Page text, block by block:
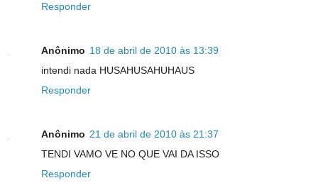
Responder
Anônimo 18 de abril de 2010 às 13:39
intendi nada HUSAHUSAHUHAUS
Responder
Anônimo 21 de abril de 2010 às 21:37
TENDI VAMO VE NO QUE VAI DA ISSO
Responder